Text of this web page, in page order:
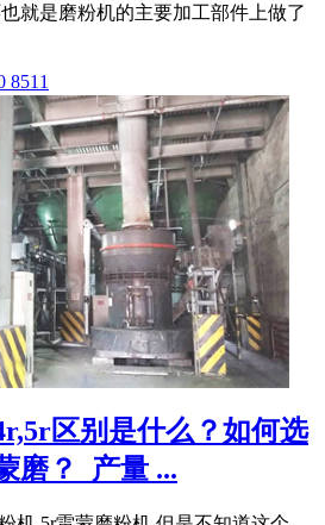
就是磨粉机的主要加工部件上做了
8511
区别是什么？如何选
磨？_产量 ...